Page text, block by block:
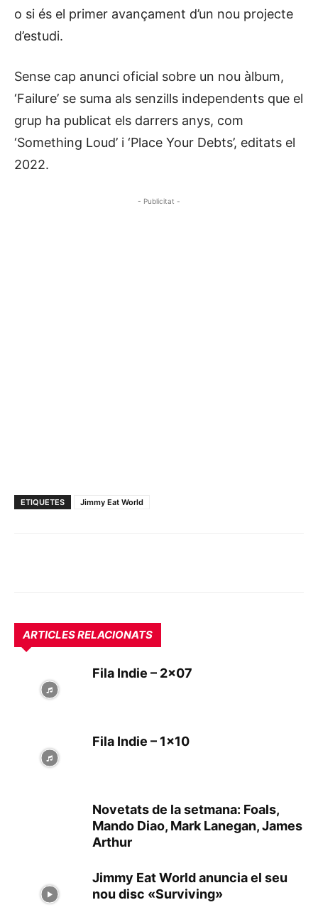
o si és el primer avançament d’un nou projecte
d’estudi.
Sense cap anunci oficial sobre un nou àlbum,
‘Failure’ se suma als senzills independents que el
grup ha publicat els darrers anys, com
‘Something Loud’ i ‘Place Your Debts’, editats el
2022.
- Publicitat -
ETIQUETES Jimmy Eat World
ARTICLES RELACIONATS
Fila Indie – 2×07
Fila Indie – 1×10
Novetats de la setmana: Foals,
Mando Diao, Mark Lanegan, James
Arthur
Jimmy Eat World anuncia el seu
nou disc «Surviving»